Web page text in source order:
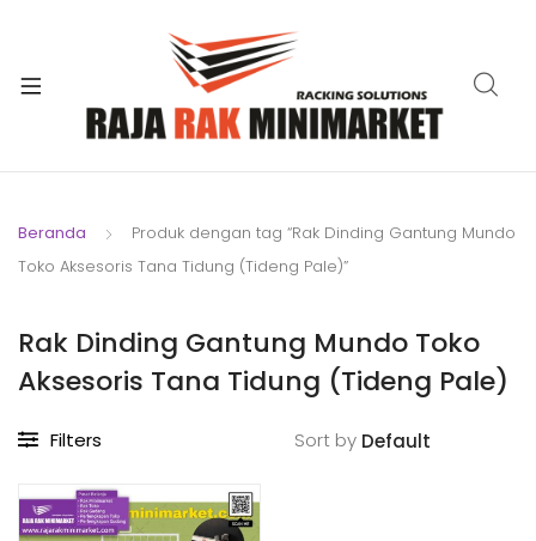
Beranda
Produk dengan tag “Rak Dinding Gantung Mundo
Toko Aksesoris Tana Tidung (Tideng Pale)”
Rak Dinding Gantung Mundo Toko
Aksesoris Tana Tidung (Tideng Pale)
Filters Sort by